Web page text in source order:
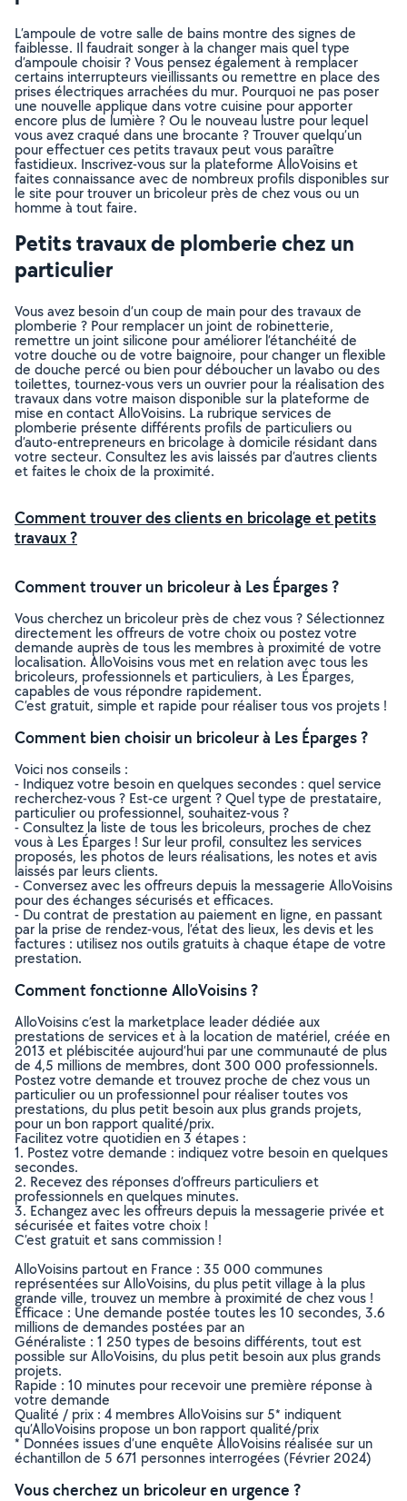
L’ampoule de votre salle de bains montre des signes de
faiblesse. Il faudrait songer à la changer mais quel type
d’ampoule choisir ? Vous pensez également à remplacer
certains interrupteurs vieillissants ou remettre en place des
prises électriques arrachées du mur. Pourquoi ne pas poser
une nouvelle applique dans votre cuisine pour apporter
encore plus de lumière ? Ou le nouveau lustre pour lequel
vous avez craqué dans une brocante ? Trouver quelqu’un
pour effectuer ces petits travaux peut vous paraître
fastidieux. Inscrivez-vous sur la plateforme AlloVoisins et
faites connaissance avec de nombreux profils disponibles sur
le site pour trouver un bricoleur près de chez vous ou un
homme à tout faire.
Petits travaux de plomberie chez un
particulier
Vous avez besoin d’un coup de main pour des travaux de
plomberie ? Pour remplacer un joint de robinetterie,
remettre un joint silicone pour améliorer l’étanchéité de
votre douche ou de votre baignoire, pour changer un flexible
de douche percé ou bien pour déboucher un lavabo ou des
toilettes, tournez-vous vers un ouvrier pour la réalisation des
travaux dans votre maison disponible sur la plateforme de
mise en contact AlloVoisins. La rubrique services de
plomberie présente différents profils de particuliers ou
d’auto-entrepreneurs en bricolage à domicile résidant dans
votre secteur. Consultez les avis laissés par d’autres clients
et faites le choix de la proximité.
Comment trouver des clients en bricolage et petits
travaux ?
Comment trouver un bricoleur à Les Éparges ?
Vous cherchez un bricoleur près de chez vous ? Sélectionnez
directement les offreurs de votre choix ou postez votre
demande auprès de tous les membres à proximité de votre
localisation. AlloVoisins vous met en relation avec tous les
bricoleurs, professionnels et particuliers, à Les Éparges,
capables de vous répondre rapidement.
C’est gratuit, simple et rapide pour réaliser tous vos projets !
Comment bien choisir un bricoleur à Les Éparges ?
Voici nos conseils :
- Indiquez votre besoin en quelques secondes : quel service
recherchez-vous ? Est-ce urgent ? Quel type de prestataire,
particulier ou professionnel, souhaitez-vous ?
- Consultez la liste de tous les bricoleurs, proches de chez
vous à Les Éparges ! Sur leur profil, consultez les services
proposés, les photos de leurs réalisations, les notes et avis
laissés par leurs clients.
- Conversez avec les offreurs depuis la messagerie AlloVoisins
pour des échanges sécurisés et efficaces.
- Du contrat de prestation au paiement en ligne, en passant
par la prise de rendez-vous, l’état des lieux, les devis et les
factures : utilisez nos outils gratuits à chaque étape de votre
prestation.
Comment fonctionne AlloVoisins ?
AlloVoisins c’est la marketplace leader dédiée aux
prestations de services et à la location de matériel, créée en
2013 et plébiscitée aujourd’hui par une communauté de plus
de 4,5 millions de membres, dont 300 000 professionnels.
Postez votre demande et trouvez proche de chez vous un
particulier ou un professionnel pour réaliser toutes vos
prestations, du plus petit besoin aux plus grands projets,
pour un bon rapport qualité/prix.
Facilitez votre quotidien en 3 étapes :
1. Postez votre demande : indiquez votre besoin en quelques
secondes.
2. Recevez des réponses d’offreurs particuliers et
professionnels en quelques minutes.
3. Echangez avec les offreurs depuis la messagerie privée et
sécurisée et faites votre choix !
C’est gratuit et sans commission !
AlloVoisins partout en France : 35 000 communes
représentées sur AlloVoisins, du plus petit village à la plus
grande ville, trouvez un membre à proximité de chez vous !
Efficace : Une demande postée toutes les 10 secondes, 3.6
millions de demandes postées par an
Généraliste : 1 250 types de besoins différents, tout est
possible sur AlloVoisins, du plus petit besoin aux plus grands
projets.
Rapide : 10 minutes pour recevoir une première réponse à
votre demande
Qualité / prix : 4 membres AlloVoisins sur 5* indiquent
qu’AlloVoisins propose un bon rapport qualité/prix
* Données issues d’une enquête AlloVoisins réalisée sur un
échantillon de 5 671 personnes interrogées (Février 2024)
Vous cherchez un bricoleur en urgence ?